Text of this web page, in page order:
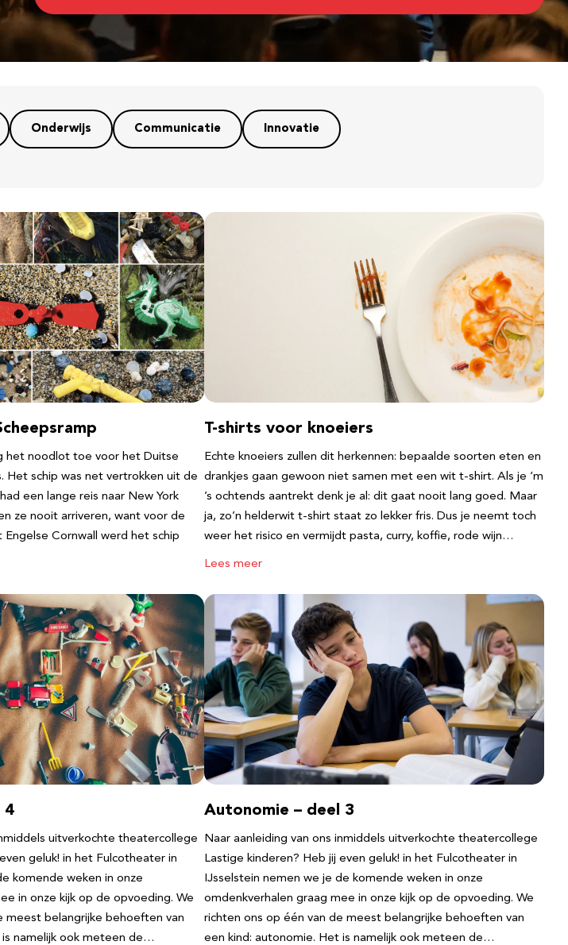
Onderwijs Communicatie Innovatie
het noodlot toe voor het Duitse
Het schip was net vertrokken uit de
een lange reis naar New York
ze nooit arriveren, want voor de
Engelse Cornwall werd het schip
T-shirts voor knoeiers
Echte knoeiers zullen dit herkennen: bepaalde soorten eten en
drankjes gaan gewoon niet samen met een wit t-shirt. Als je ‘m
’s ochtends aantrekt denk je al: dit gaat nooit lang goed. Maar
ja, zo’n helderwit t-shirt staat zo lekker fris. Dus je neemt toch
weer het risico en vermijdt pasta, curry, koffie, rode wijn…
Lees meer
4
uitverkochte theatercollege
geluk! in het Fulcotheater in
komende weken in onze
in onze kijk op de opvoeding. We
meest belangrijke behoeften van
namelijk ook meteen de…
Autonomie – deel 3
Naar aanleiding van ons inmiddels uitverkochte theatercollege
Lastige kinderen? Heb jij even geluk! in het Fulcotheater in
IJsselstein nemen we je de komende weken in onze
omdenkverhalen graag mee in onze kijk op de opvoeding. We
richten ons op één van de meest belangrijke behoeften van
een kind: autonomie. Het is namelijk ook meteen de…